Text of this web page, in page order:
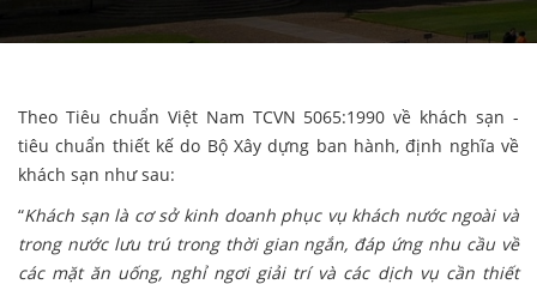
Theo Tiêu chuẩn Việt Nam TCVN 5065:1990 về khách sạn -
tiêu chuẩn thiết kế do Bộ Xây dựng ban hành, định nghĩa về
khách sạn như sau:
“Khách sạn là cơ sở kinh doanh phục vụ khách nước ngoài và
trong nước lưu trú trong thời gian ngắn, đáp ứng nhu cầu về
các mặt ăn uống, nghỉ ngơi giải trí và các dịch vụ cần thiết